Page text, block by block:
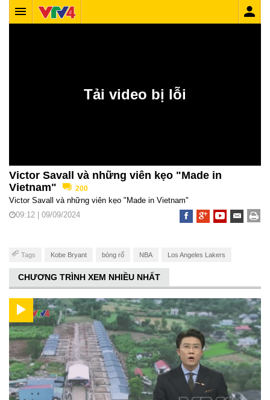
Victor Savall và những viên kẹo "Made in
Vietnam"
200
Victor Savall và những viên kẹo "Made in Vietnam"
09:12 | 09/09/2024
Tags Kobe Bryant bóng rổ NBA Los Angeles Lakers
CHƯƠNG TRÌNH XEM NHIỀU NHẤT